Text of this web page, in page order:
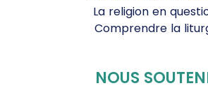
La religion en
Comprendre la
NOUS